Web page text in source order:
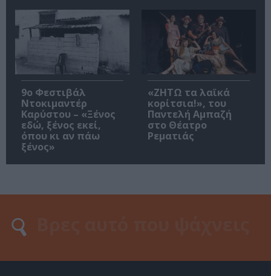
9ο Φεστιβάλ
Ντοκιμαντέρ
Καρύστου – «Ξένος
εδώ, ξένος εκεί,
όπου κι αν πάω
ξένος»
«ΖΗΤΩ τα λαϊκά
κορίτσια!», του
Παντελή Αμπαζή
στο Θέατρο
Ρεματιάς